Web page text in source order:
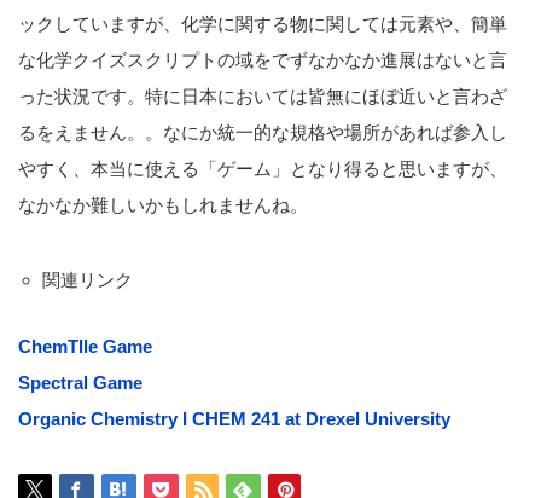
ックしていますが、化学に関する物に関しては元素や、簡単
な化学クイズスクリプトの域をでずなかなか進展はないと言
った状況です。特に日本においては皆無にほぼ近いと言わざ
るをえません。。なにか統一的な規格や場所があれば参入し
やすく、本当に使える「ゲーム」となり得ると思いますが、
なかなか難しいかもしれませんね。
関連リンク
ChemTIle Game
Spectral Game
Organic Chemistry I CHEM 241 at Drexel University